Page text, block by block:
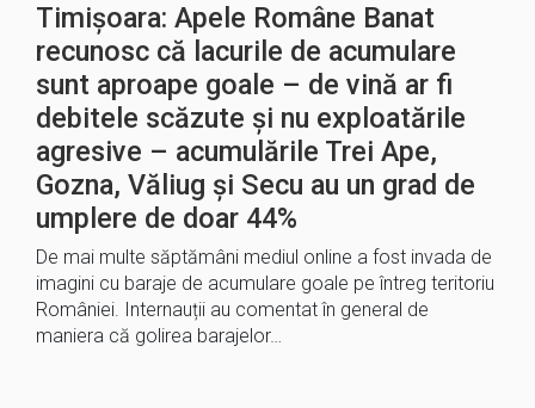
Timișoara: Apele Române Banat
recunosc că lacurile de acumulare
sunt aproape goale – de vină ar fi
debitele scăzute și nu exploatările
agresive – acumulările Trei Ape,
Gozna, Văliug și Secu au un grad de
umplere de doar 44%
De mai multe săptămâni mediul online a fost invada de
imagini cu baraje de acumulare goale pe întreg teritoriu
României. Internauții au comentat în general de
maniera că golirea barajelor…